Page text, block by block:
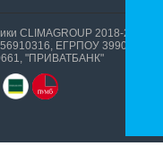
CLIMAGROUP 2018-2026
ЕГРПОУ 39905699,
"ПРИВАТБАНК"